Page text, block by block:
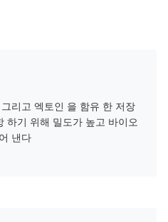
리고 엑토인 을 함유 한 저장
하기 위해 밀도가 높고 바이오
낸다